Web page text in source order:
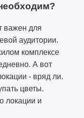
важен для
аудитории.
комплексе
А вот
- вряд ли.
цветы.
локации и